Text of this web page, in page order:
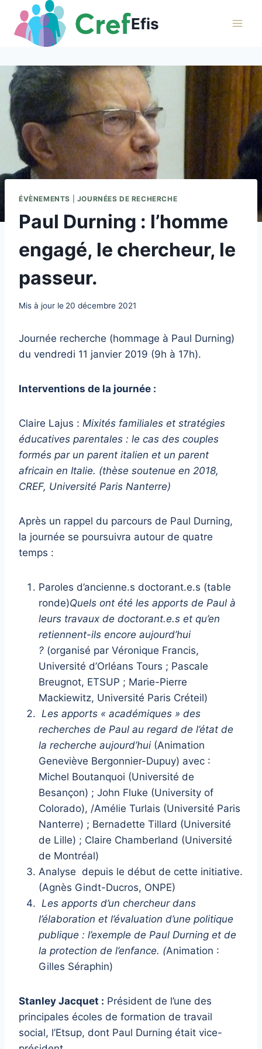
contenu
Efis
ÉVÈNEMENTS JOURNÉES DE RECHERCHE
Paul Durning : l’homme
engagé, le chercheur, le
passeur.
Mis à jour le 20 décembre 2021
Journée recherche (hommage à Paul Durning)
du vendredi 11 janvier 2019 (9h à 17h).
Interventions de la journée :
Claire Lajus : Mixités familiales et stratégies
éducatives parentales : le cas des couples
formés par un parent italien et un parent
africain en Italie. (thèse soutenue en 2018,
CREF, Université Paris Nanterre)
Après un rappel du parcours de Paul Durning,
la journée se poursuivra autour de quatre
temps :
Paroles d’ancienne.s doctorant.e.s (table
ronde)Quels ont été les apports de Paul à
leurs travaux de doctorant.e.s et qu’en
retiennent-ils encore aujourd’hui
? (organisé par Véronique Francis,
Université d’Orléans Tours ; Pascale
Breugnot, ETSUP ; Marie-Pierre
Mackiewitz, Université Paris Créteil)
Les apports « académiques » des
recherches de Paul au regard de l’état de
la recherche aujourd’hui (Animation
Geneviève Bergonnier-Dupuy) avec :
Michel Boutanquoi (Université de
Besançon) ; John Fluke (University of
Colorado), /Amélie Turlais (Université Paris
Nanterre) ; Bernadette Tillard (Université
de Lille) ; Claire Chamberland (Université
de Montréal)
Analyse depuis le début de cette initiative.
(Agnès Gindt-Ducros, ONPE)
Les apports d’un chercheur dans
l’élaboration et l’évaluation d’une politique
publique : l’exemple de Paul Durning et de
la protection de l’enfance. (Animation :
Gilles Séraphin)
Stanley Jacquet : Président de l’une des
principales écoles de formation de travail
social, l’Etsup, dont Paul Durning était vice-